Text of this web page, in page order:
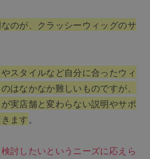
のが、クラッシーウィッグのサ
スタイルなど自分に合ったウィ
はなかなか難しいものですが、
実店舗と変わらない説明やサポ
ます。
討したいというニーズに応えら